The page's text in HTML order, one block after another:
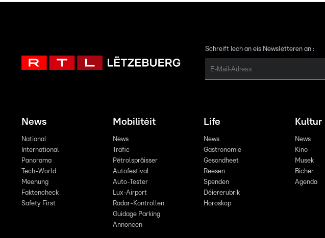
Schreift Iech an eis Newsletteren an :
News
National
International
Panorama
Tech-World
Meenung
Faktencheck
Safety First
Mobilitéit
News
Trafic
Pëtrolspräisser
Autofestival
Auto-Tester
Lux-Airport
Radar-Kontrollen
Guidage Parking
Annoncen
Life
News
Gastronomie
Gesondheet
Reesen
Spenden
Déiererubrik
Horoskop
Kultur
News
Kino
Musek
Bicher
Agenda